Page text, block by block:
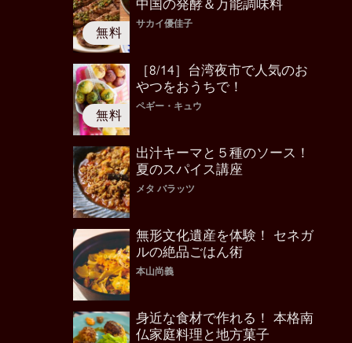
中国の発酵＆万能調味料
サカイ優佳子
［8/14］台湾夜市で人気のお
やつをおうちで！
ペギー・キュウ
出汁キーマと５種のソース！
夏のスパイス講座
メタ バラッツ
無形文化遺産を体験！ セネガ
ルの絶品ごはん術
本山尚義
身近な食材で作れる！ 本格南
仏家庭料理と地方菓子